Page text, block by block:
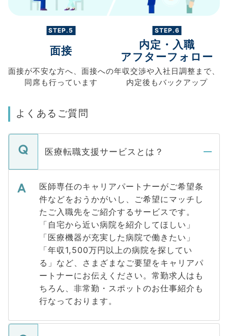
STEP.5
面接
面接が不安な方へ、 面接への
同席も行っています
STEP.6
内定・入職
アフターフォロー
年収交渉や入社日調整まで、
内定後もバックアップ
よくあるご質問
医療転職支援サービスとは？
医師専任のキャリアパートナーがご希望条
件などをおうかがいし、ご希望にマッチし
たご入職先をご紹介するサービスです。
「自宅から近い病院を紹介してほしい」
「医療機器が充実した病院で働きたい」
「年収1,500万円以上の病院を探してい
る」など、さまざまなご要望をキャリアパ
ートナーにお伝えください。常勤求人はも
ちろん、非常勤・スポットのお仕事紹介も
行なっております。